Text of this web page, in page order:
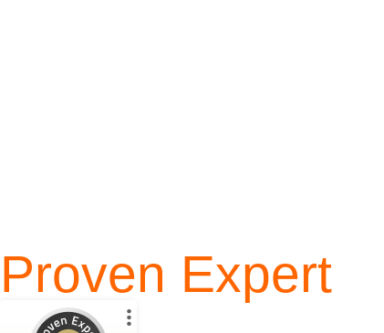
Proven Expert